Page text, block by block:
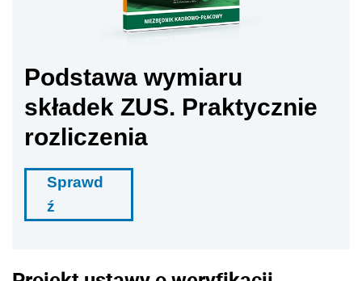
Podstawa wymiaru
składek ZUS. Praktycznie
rozliczenia
Sprawd
ź